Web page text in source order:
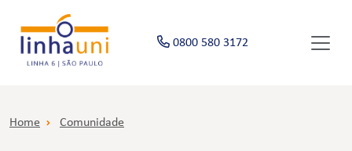
0800 580 3172
Home Comunidade